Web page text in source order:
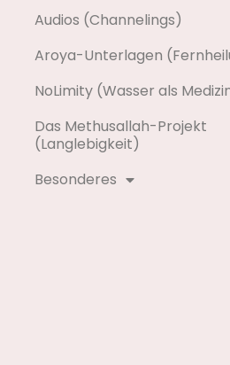
Audios (Channelings)
Aroya-Unterlagen
NoLimity (Wasser als
Das Methusallah-Projekt
(Langlebigkeit)
Besonderes